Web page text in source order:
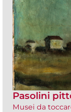
Pasolini
Musei da